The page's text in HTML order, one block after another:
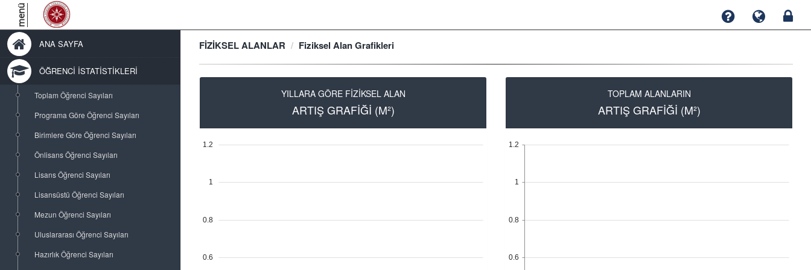
menü
ANA SAYFA
ÖĞRENCİ İSTATİSTİKLERİ
Toplam Öğrenci Sayıları
Programa Göre Öğrenci Sayıları
Birimlere Göre Öğrenci Sayıları
Önlisans Öğrenci Sayıları
Lisans Öğrenci Sayıları
Lisansüstü Öğrenci Sayıları
Mezun Öğrenci Sayıları
Uluslararası Öğrenci Sayıları
Hazırlık Öğrenci Sayıları
FİZİKSEL ALANLAR Fiziksel Alan Grafikleri
YILLARA GÖRE FİZİKSEL ALAN
ARTIŞ GRAFİĞİ (M²)
0.6
0.8
1
1.2
TOPLAM ALANLARIN
ARTIŞ GRAFİĞİ (M²)
0.6
0.8
1
1.2